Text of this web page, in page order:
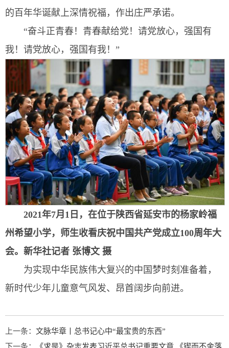
的百年华诞献上深情祝福，作出庄严承诺。
“奋斗正青春！青春献给党！请党放心，强国有
我！请党放心，强国有我！”
2021年7月1日，在位于陕西省延安市的杨家岭福
州希望小学，师生收看庆祝中国共产党成立100周年大
会。 新华社记者 张博文 摄
为实现中华民族伟大复兴的中国梦时刻准备着，
新时代少年儿童意气风发、昂首阔步向前进。
上一条： 文脉华章丨总书记心中“最宝贵的东西”
下一条：
《求是》杂志发表习近平总书记重要文章 《锲而不舍落